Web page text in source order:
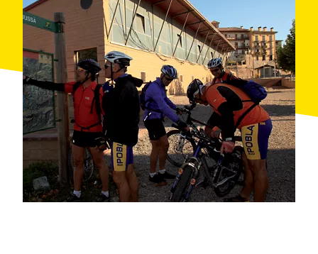
Iniciem el pronunciat descens de tornada a Aramunt
passant pel poble de Montesquiui les fonts de Pujol i
de la O, on podem refrescar-nos. Acabem la ruta
seguint en direcció aSant Martí de Canalsi prenent
novament la carretera que hem recorregut durant el
primer tram fins a la Pobla de Segur.